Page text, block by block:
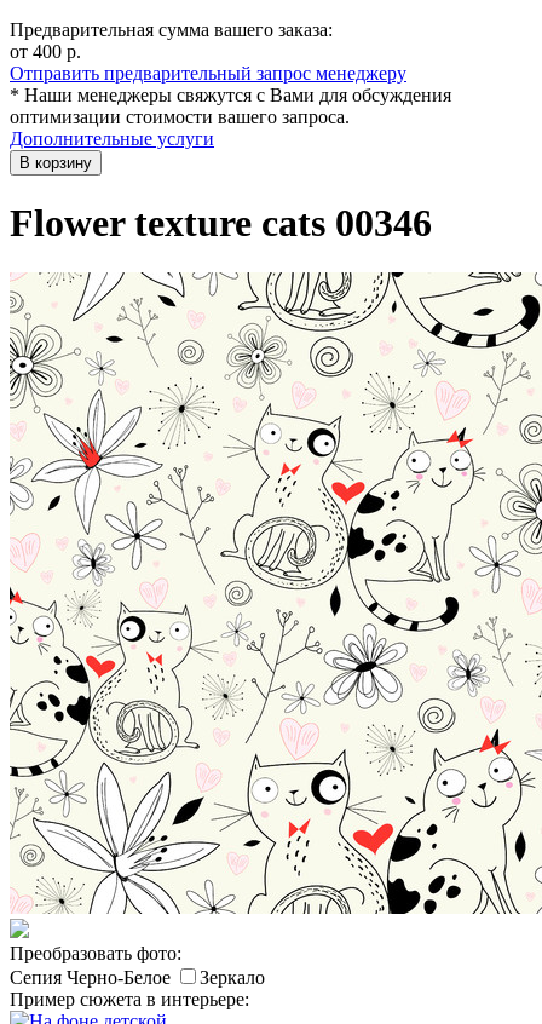
Предварительная сумма вашего заказа:
от 400 р.
Отправить предварительный запрос менеджеру
* Наши менеджеры свяжутся с Вами для обсуждения
оптимизации стоимости вашего запроса.
Дополнительные услуги
В корзину
Flower texture cats 00346
Преобразовать фото:
Сепия Черно-Белое
Зеркало
Пример сюжета в интерьере: